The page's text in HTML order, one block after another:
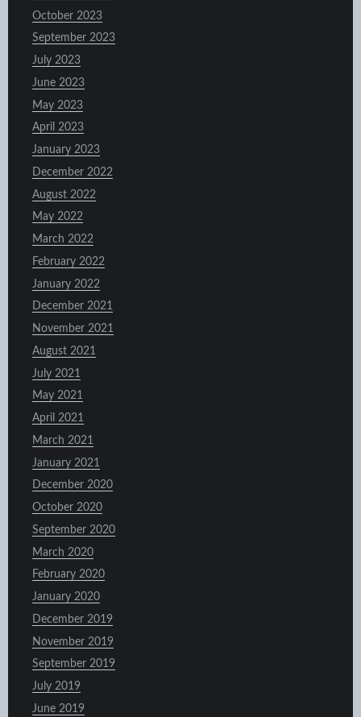
October 2023
September 2023
July 2023
June 2023
May 2023
April 2023
January 2023
December 2022
August 2022
May 2022
March 2022
February 2022
January 2022
December 2021
November 2021
August 2021
July 2021
May 2021
April 2021
March 2021
January 2021
December 2020
October 2020
September 2020
March 2020
February 2020
January 2020
December 2019
November 2019
September 2019
July 2019
June 2019